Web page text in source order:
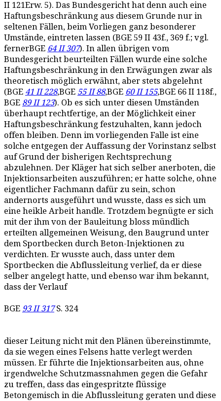
II 121Erw. 5). Das Bundesgericht hat denn auch eine
Haftungsbeschränkung aus diesem Grunde nur in
seltenen Fällen, beim Vorliegen ganz besonderer
Umstände, eintreten lassen (BGE 59 II 43f., 369 f.; vgl.
fernerBGE 64 II 307). In allen übrigen vom
Bundesgericht beurteilten Fällen wurde eine solche
Haftungsbeschränkung in den Erwägungen zwar als
theoretisch möglich erwähnt, aber stets abgelehnt
(BGE 41 II 228,BGE 55 II 88,BGE 60 II 155,BGE 66 II 118f.,
BGE 89 II 123). Ob es sich unter diesen Umständen
überhaupt rechtfertige, an der Möglichkeit einer
Haftungsbeschränkung festzuhalten, kann jedoch
offen bleiben. Denn im vorliegenden Falle ist eine
solche entgegen der Auffassung der Vorinstanz selbst
auf Grund der bisherigen Rechtsprechung
abzulehnen. Der Kläger hat sich selber anerboten, die
Injektionsarbeiten auszuführen; er hatte solche, ohne
eigentlicher Fachmann dafür zu sein, schon
andernorts ausgeführt und wusste, dass es sich um
eine heikle Arbeit handle. Trotzdem begnügte er sich
mit der ihm von der Bauleitung bloss mündlich
erteilten allgemeinen Weisung, den Baugrund unter
dem Sportbecken durch Beton-Injektionen zu
verdichten. Er wusste auch, dass unter dem
Sportbecken die Abflussleitung verlief, da er diese
selber angelegt hatte, und ebenso war ihm bekannt,
dass der Verlauf
BGE 93 II 317S. 324
dieser Leitung nicht mit den Plänen übereinstimmte,
da sie wegen eines Felsens hatte verlegt werden
müssen. Er führte die Injektionsarbeiten aus, ohne
irgendwelche Schutzmassnahmen gegen die Gefahr
zu treffen, dass das eingespritzte flüssige
Betongemisch in die Abflussleitung geraten und diese